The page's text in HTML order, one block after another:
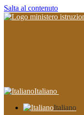
Salta al contenuto
Italiano
Italiano